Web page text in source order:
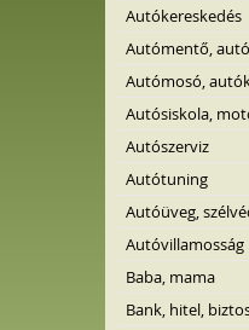
Autókereskedés
Autómentő,
Autómosó,
Autósiskola,
Autószerviz
Autótuning
Autóüveg,
Autóvillamosság
Baba, mama
Bank, hitel,